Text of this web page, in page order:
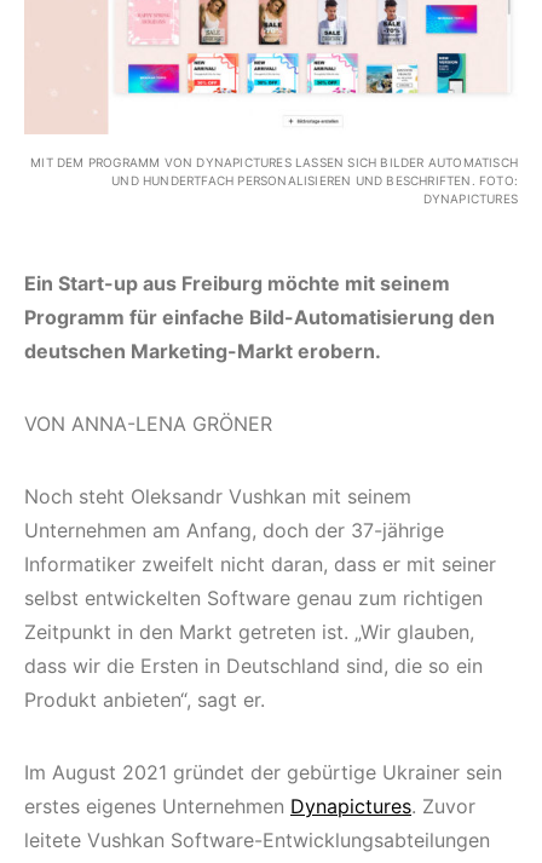
MIT DEM PROGRAMM VON DYNAPICTURES LASSEN SICH BILDER AUTOMATISCH
UND HUNDERTFACH PERSONALISIEREN UND BESCHRIFTEN. FOTO:
DYNAPICTURES
Ein Start-up aus Freiburg möchte mit seinem
Programm für einfache Bild-Automatisierung den
deutschen Marketing-Markt erobern.
VON ANNA-LENA GRÖNER
Noch steht Oleksandr Vushkan mit seinem
Unternehmen am Anfang, doch der 37-jährige
Informatiker zweifelt nicht daran, dass er mit seiner
selbst entwickelten Software genau zum richtigen
Zeitpunkt in den Markt getreten ist. „Wir glauben,
dass wir die Ersten in Deutschland sind, die so ein
Produkt anbieten“, sagt er.
Im August 2021 gründet der gebürtige Ukrainer sein
erstes eigenes Unternehmen Dynapictures. Zuvor
leitete Vushkan Software-Entwicklungsabteilungen